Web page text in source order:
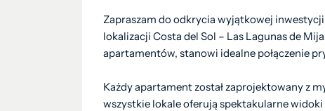
Zapraszam do odkrycia wyjątkowej
lokalizacji Costa del Sol – Las Lagunas de
apartamentów, stanowi idealne połączenie
Każdy apartament został zaprojektowany z
wszystkie lokale oferują spektakularne widoki